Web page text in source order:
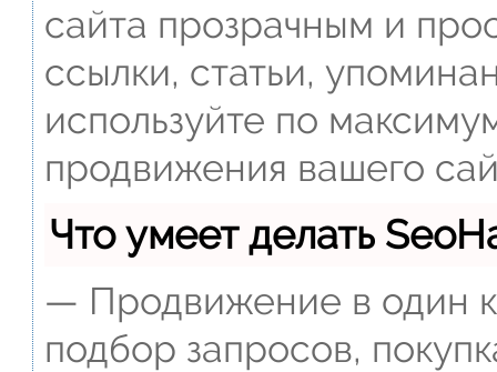
сайта прозрачным и
ссылки, статьи,
используйте по
продвижения вашего
Что умеет делать
— Продвижение в один
подбор запросов,